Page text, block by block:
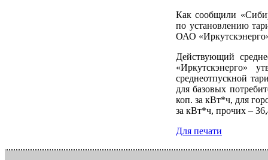
Как сообщили
по установлению
ОАО
Действующий
«Иркутскэнерго»
среднеотпускной
для базовых
коп. за кВт*ч, для
за кВт*ч, прочих –
Для печати